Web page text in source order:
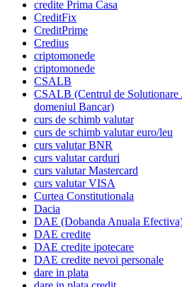
credite Prima Casa
CreditFix
CreditPrime
Credius
criptomonede
criptomonede
CSALB
CSALB (Centrul de
domeniul Bancar)
curs de schimb valutar
curs de schimb valutar euro/leu
curs valutar BNR
curs valutar carduri
curs valutar Mastercard
curs valutar VISA
Curtea Constitutionala
Dacia
DAE (Dobanda Anuala
DAE credite
DAE credite ipotecare
DAE credite nevoi personale
dare in plata